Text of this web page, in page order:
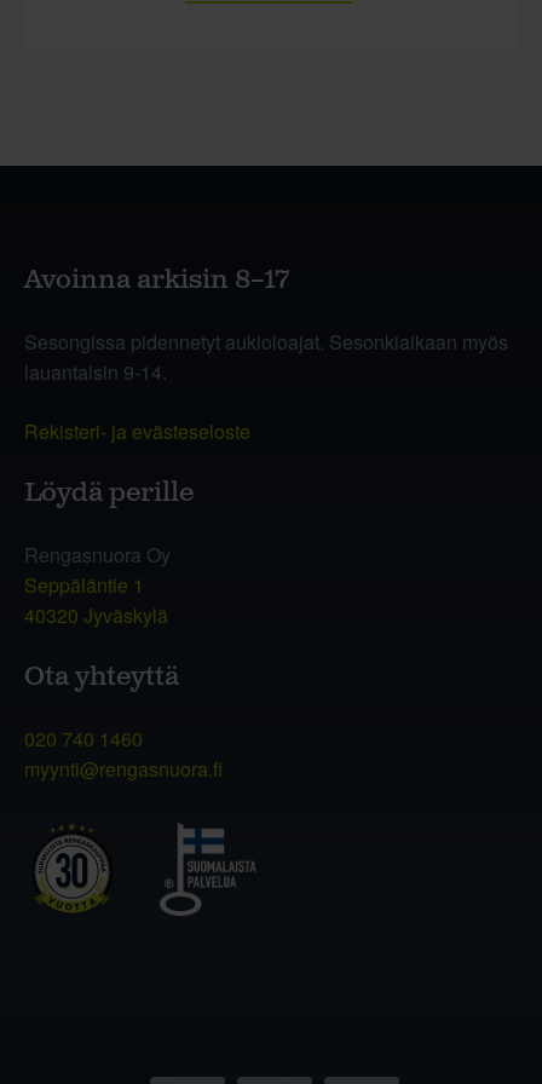
Avoinna arkisin 8–17
Sesongissa pidennetyt aukioloajat. Sesonkiaikaan myös
lauantaisin 9-14.
Rekisteri- ja evästeseloste
Löydä perille
Rengasnuora Oy
Seppäläntie 1
40320 Jyväskylä
Ota yhteyttä
020 740 1460
myynti@rengasnuora.fi